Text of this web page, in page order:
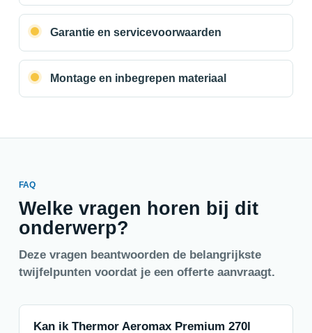
Garantie en servicevoorwaarden
Montage en inbegrepen materiaal
FAQ
Welke vragen horen bij dit
onderwerp?
Deze vragen beantwoorden de belangrijkste
twijfelpunten voordat je een offerte aanvraagt.
Kan ik Thermor Aeromax Premium 270l